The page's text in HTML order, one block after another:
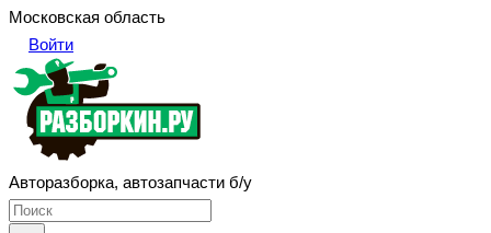
Московская область
Войти
Авторазборка, автозапчасти б/у